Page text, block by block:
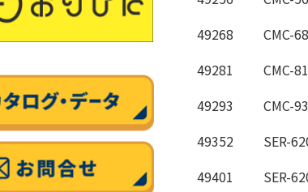
49268
CMC-
49281
CMC-
49293
CMC-
49352
SER-
49401
SER-